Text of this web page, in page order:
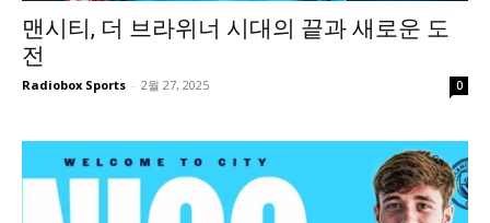
맨시티, 더 브라위너 시대의 끝과 새로운 도
전
Radiobox Sports - 2월 27, 2025 0